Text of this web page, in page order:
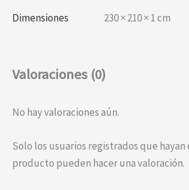
Dimensiones
230 × 210 × 1 cm
Valoraciones (0)
No hay valoraciones aún.
Solo los usuarios registrados que
producto pueden hacer una valoración.